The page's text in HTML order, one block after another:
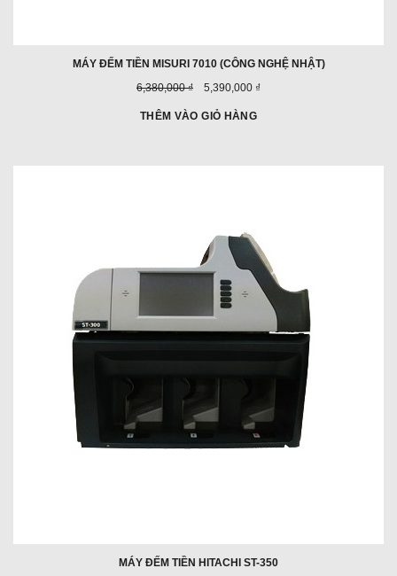
MÁY ĐẾM TIỀN MISURI 7010 (CÔNG NGHỆ NHẬT)
Giá
trước
6,380,000 ₫
Giá
5,390,000 ₫
THÊM VÀO GIỎ HÀNG
MÁY ĐẾM TIỀN HITACHI ST-350